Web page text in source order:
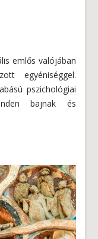
emlős valójában
egyéniséggel.
pszichológiai
bajnak és